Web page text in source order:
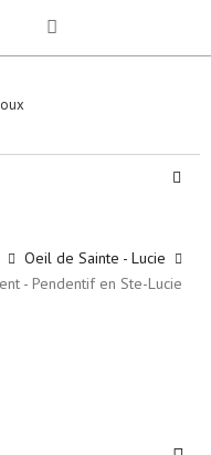
Oeil de Sainte - Lucie
- Pendentif en Ste-Lucie